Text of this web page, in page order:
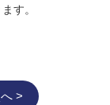
す。
>